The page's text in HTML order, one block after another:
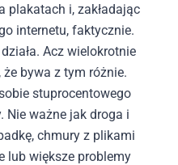
plakatach i, zakładając
internetu, faktycznie.
Acz wielokrotnie
bywa z tym różnie.
stuprocentowego
Nie ważne jak droga i
chmury z plikami
lub większe problemy